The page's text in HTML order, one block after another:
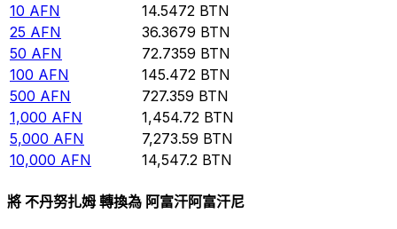
10 AFN 14.5472 BTN
25 AFN 36.3679 BTN
50 AFN 72.7359 BTN
100 AFN 145.472 BTN
500 AFN 727.359 BTN
1,000 AFN 1,454.72 BTN
5,000 AFN 7,273.59 BTN
10,000 AFN 14,547.2 BTN
將 不丹努扎姆 轉換為 阿富汗阿富汗尼